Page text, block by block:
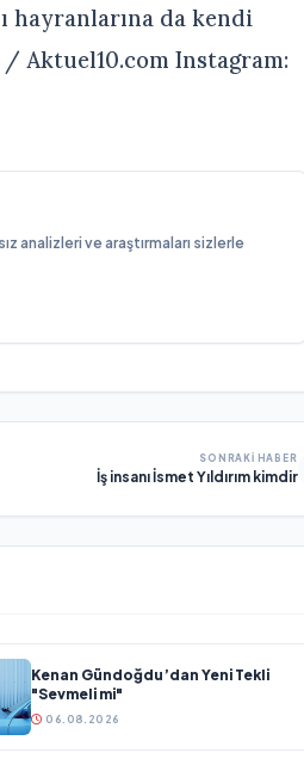
hayranlarına da kendi
Aktuel10.com Instagram:
analizleri ve araştırmaları sizlerle
SONRAKI HABER
İş insanı İsmet Yıldırım kimdir
Kenan Gündoğdu’dan Yeni Tekli
"Sevmeli mi"
06.08.2026